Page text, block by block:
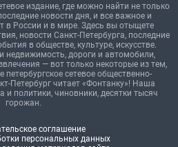
издание, где можно найти не только
новости дня, и все важное и
в России и в мире. Здесь вы отыщете
новости Санкт-Петербурга, последние
в обществе, культуре, искусстве.
недвижимость, дороги и автомобили,
— вот только некоторые из тем,
сетевое общественно-
Петербург читает «Фонтанку»! Наша
и политики, чиновники, десятки тысяч
горожан.
соглашение
персональных данных